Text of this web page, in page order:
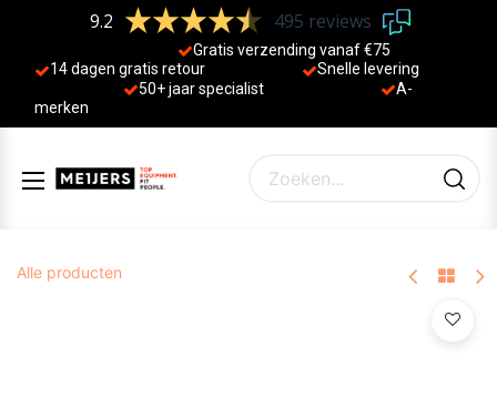
9.2 495 reviews
Gratis verzending vanaf €75
14 dagen gratis retour
Sne lle levering
50+ jaar specialist
A-
merken
Alle producten